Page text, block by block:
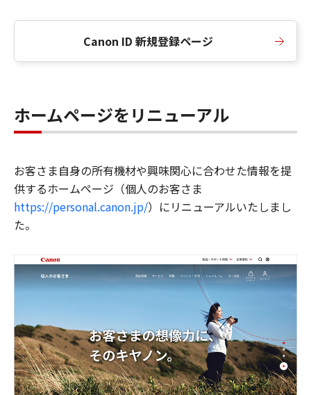
Canon ID 新規登録ページ
ホームページをリニューアル
お客さま自身の所有機材や興味関心に合わせた情報を提
供するホームページ（個人のお客さま
https://personal.canon.jp/）にリニューアルいたしまし
た。